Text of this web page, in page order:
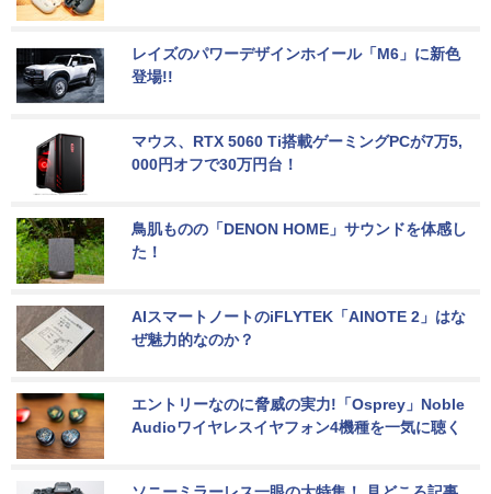
レイズのパワーデザインホイール「M6」に新色
登場!!
マウス、RTX 5060 Ti搭載ゲーミングPCが7万5,
000円オフで30万円台！
鳥肌ものの「DENON HOME」サウンドを体感し
た！
AIスマートノートのiFLYTEK「AINOTE 2」はな
ぜ魅力的なのか？
エントリーなのに脅威の実力!「Osprey」Noble
Audioワイヤレスイヤフォン4機種を一気に聴く